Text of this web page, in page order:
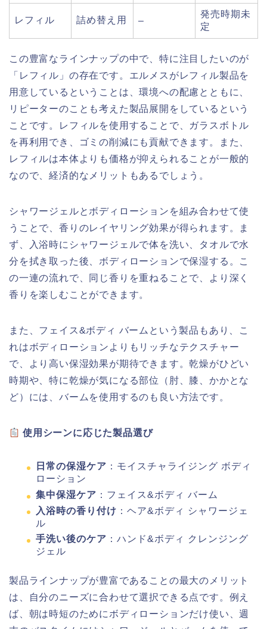
レフィル 詰め替え用 –
発売時期未
定
この豊富なラインナップの中で、特に注目したいのが
「レフィル」の存在です。エルメスがレフィル製品を
用意しているということは、環境への配慮とともに、
リピーターのことも考えた製品展開をしているという
ことです。レフィルを使用することで、ガラスボトル
を再利用でき、ゴミの削減にも貢献できます。また、
レフィルは本体よりも価格が抑えられることが一般的
なので、経済的なメリットもあるでしょう。
シャワージェルとボディローションを組み合わせて使
うことで、香りのレイヤリング効果が得られます。ま
ず、入浴時にシャワージェルで体を洗い、タオルで水
分を拭き取った後、ボディローションで保湿する。こ
の一連の流れで、同じ香りを重ねることで、より深く
香りを楽しむことができます。
また、フェイス&ボディ バームという製品もあり、こ
れはボディローションよりもリッチなテクスチャー
で、より高い保湿効果が期待できます。乾燥がひどい
時期や、特に乾燥が気になる部位（肘、膝、かかとな
ど）には、バームを使用するのも良い方法です。
使用シーンに応じた製品選び
日常の保湿ケア ：モイスチャライジング ボディ
ローション
集中保湿ケア ：フェイス&ボディ バーム
入浴時の香り付け ：ヘア&ボディ シャワージェ
ル
手洗い後のケア ：ハンド&ボディ クレンジング
ジェル
製品ラインナップが豊富であることの最大のメリット
は、自分のニーズに合わせて選択できる点です。例え
ば、朝は時短のためにボディローションだけ使い、週